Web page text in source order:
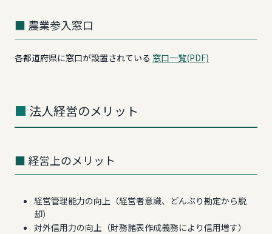
農業参入窓口
各都道府県に窓口が設置されている 窓口一覧(PDF)
法人経営のメリット
経営上のメリット
経営管理能力の向上（経営者意識、どんぶり勘定から脱
却）
対外信用力の向上（財務諸表作成義務により信用増す）